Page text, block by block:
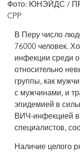
Фото: ЮНЭЙДС /
CPP
В Перу число
76000 человек.
инфекции среди
относительно
группы, как
с мужчинами, и
эпидемией в
ВИЧ-инфекцией в
специалистов,
Наличие целого